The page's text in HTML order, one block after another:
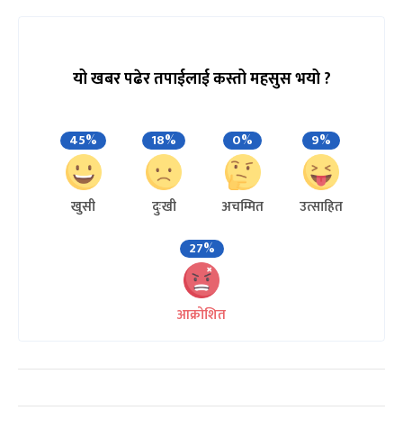
यो खबर पढेर तपाईलाई कस्तो महसुस भयो ?
45%
खुसी
18%
दुःखी
0%
अचम्मित
9%
उत्साहित
27%
आक्रोशित